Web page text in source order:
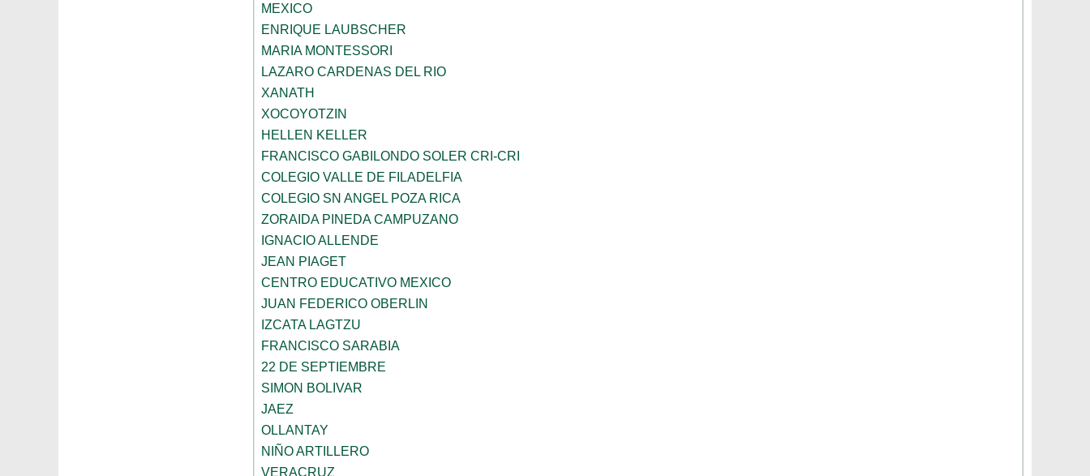
MEXICO
ENRIQUE LAUBSCHER
MARIA MONTESSORI
LAZARO CARDENAS DEL RIO
XANATH
XOCOYOTZIN
HELLEN KELLER
FRANCISCO GABILONDO SOLER CRI-CRI
COLEGIO VALLE DE FILADELFIA
COLEGIO SN ANGEL POZA RICA
ZORAIDA PINEDA CAMPUZANO
IGNACIO ALLENDE
JEAN PIAGET
CENTRO EDUCATIVO MEXICO
JUAN FEDERICO OBERLIN
IZCATA LAGTZU
FRANCISCO SARABIA
22 DE SEPTIEMBRE
SIMON BOLIVAR
JAEZ
OLLANTAY
NIÑO ARTILLERO
VERACRUZ